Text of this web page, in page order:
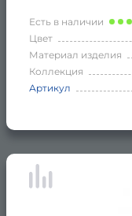
Есть в наличии
Цвет
Материал изделия
Коллекция
Артикул